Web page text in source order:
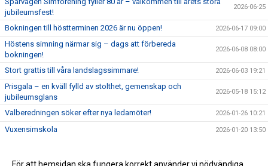
jubileumsfest!
2026-06-25
Bokningen till höstterminen 2026 är nu öppen! 2026-06-17 09:00
Höstens simning närmar sig – dags att förbereda
bokningen!
2026-06-08 08:00
Stort grattis till våra landslagssimmare! 2026-06-03 19:21
Prisgala – en kväll fylld av stolthet, gemenskap och
jubileumsglans
2026-05-18 15:12
Valberedningen söker efter nya ledamöter! 2026-01-26 10:21
Vuxensimskola 2026-01-20 13:50